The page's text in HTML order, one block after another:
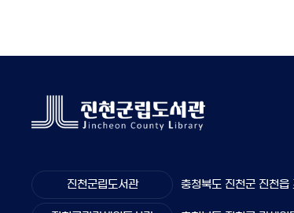
진천군립도서관 충청북도 진천군 진천